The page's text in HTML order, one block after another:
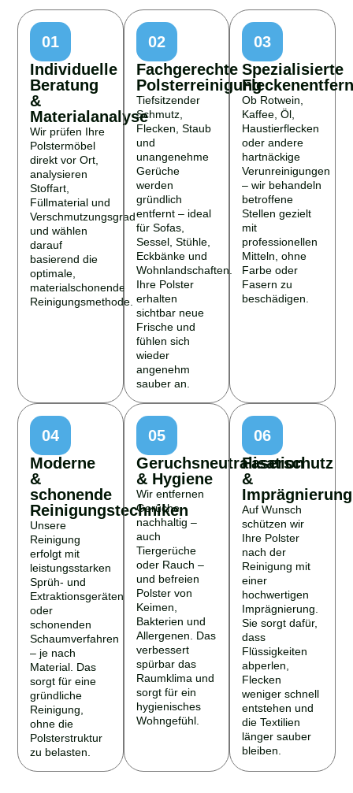
01
Individuelle
Beratung
&
Materialanalyse
Wir prüfen Ihre
Polstermöbel
direkt vor Ort,
analysieren
Stoffart,
Füllmaterial und
Verschmutzungsgrad
und wählen
darauf
basierend die
optimale,
materialschonende
Reinigungsmethode.
02
Fachgerechte
Polsterreinigung
Tiefsitzender
Schmutz,
Flecken, Staub
und
unangenehme
Gerüche
werden
gründlich
entfernt – ideal
für Sofas,
Sessel, Stühle,
Eckbänke und
Wohnlandschaften.
Ihre Polster
erhalten
sichtbar neue
Frische und
fühlen sich
wieder
angenehm
sauber an.
03
Spezialisierte
Ob Rotwein,
Kaffee, Öl,
Haustierflecken
oder andere
hartnäckige
Verunreinigungen
– wir behandeln
betroffene
Stellen gezielt
mit
professionellen
Mitteln, ohne
Farbe oder
Fasern zu
beschädigen.
04
Moderne
&
schonende
Reinigungstechniken
Unsere
Reinigung
erfolgt mit
leistungsstarken
Sprüh- und
Extraktionsgeräten
oder
schonenden
Schaumverfahren
– je nach
Material. Das
sorgt für eine
gründliche
Reinigung,
ohne die
Polsterstruktur
zu belasten.
05
Geruchsneutralisation
& Hygiene
Wir entfernen
Gerüche
nachhaltig –
auch
Tiergerüche
oder Rauch –
und befreien
Polster von
Keimen,
Bakterien und
Allergenen. Das
verbessert
spürbar das
Raumklima und
sorgt für ein
hygienisches
Wohngefühl.
06
Faserschutz
&
Imprägnierung
Auf Wunsch
schützen wir
Ihre Polster
nach der
Reinigung mit
einer
hochwertigen
Imprägnierung.
Sie sorgt dafür,
dass
Flüssigkeiten
abperlen,
Flecken
weniger schnell
entstehen und
die Textilien
länger sauber
bleiben.